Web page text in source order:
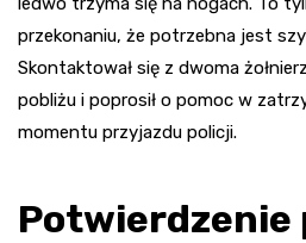
przekonaniu, że potrzebna jest
Skontaktował się z dwoma
pobliżu i poprosił o pomoc w
momentu przyjazdu policji.
Potwierdzenie